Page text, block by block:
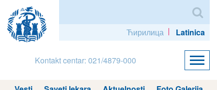
Ћирилица Latinica
Kontakt centar: 021/4879-000